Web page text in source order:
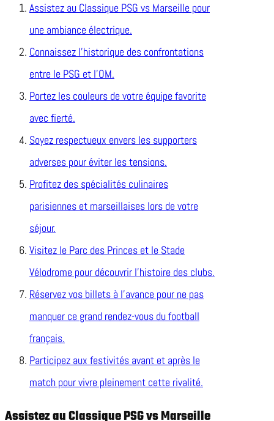
Assistez au Classique PSG vs Marseille pour
une ambiance électrique.
Connaissez l’historique des confrontations
entre le PSG et l’OM.
Portez les couleurs de votre équipe favorite
avec fierté.
Soyez respectueux envers les supporters
adverses pour éviter les tensions.
Profitez des spécialités culinaires
parisiennes et marseillaises lors de votre
séjour.
Visitez le Parc des Princes et le Stade
Vélodrome pour découvrir l’histoire des clubs.
Réservez vos billets à l’avance pour ne pas
manquer ce grand rendez-vous du football
français.
Participez aux festivités avant et après le
match pour vivre pleinement cette rivalité.
Assistez au Classique PSG vs Marseille